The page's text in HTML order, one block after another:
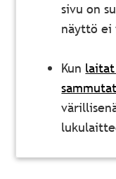
sivu on
näyttö ei
Kun